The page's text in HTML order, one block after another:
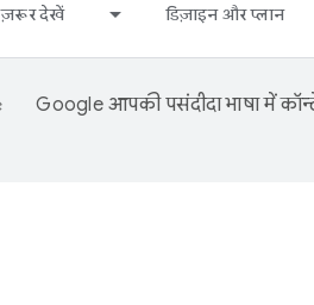
ज़रूर देखें डिज़ाइन और प्लान
Google आपकी पसंदीदा भाषा में